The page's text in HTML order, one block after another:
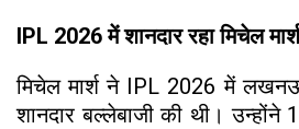
IPL 2026 में शानदार रहा मिचेल
मिचेल मार्श ने IPL 2026 में
शानदार बल्लेबाजी की थी। उन्होंने